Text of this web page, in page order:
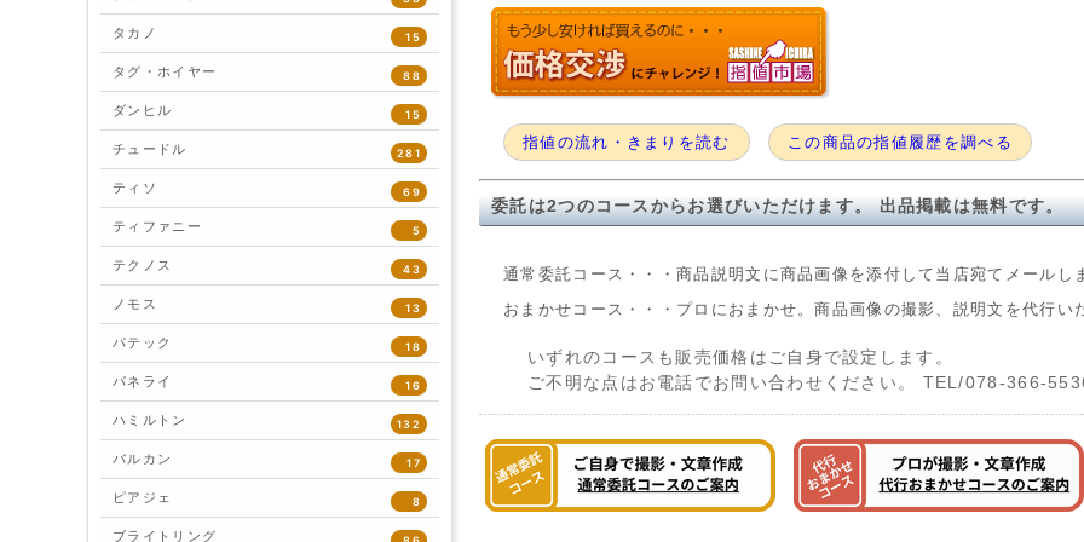
指値の流れ・きまりを読む この商品の指値履歴を調べる
委託は2つのコースからお選びいただけます。 出品掲載は無料です。
通常委託コース・・・商品説明文に商品画像を添付して当店宛てメールし
おまかせコース・・・プロにおまかせ。商品画像の撮影、説明文を代行い
いずれのコースも販売価格はご自身で設定します。
ご不明な点はお電話でお問い合わせください。 TEL/078-366-
タカノ 15
タグ・ホイヤー 88
ダンヒル 15
チュードル 281
ティソ 69
ティファニー 5
テクノス 43
ノモス 13
パテック 18
パネライ 16
ハミルトン 132
バルカン 17
ピアジェ 8
ブライトリング